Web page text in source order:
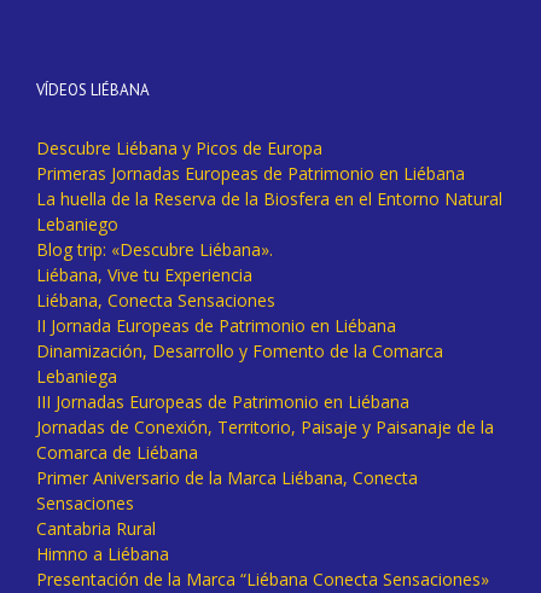
VÍDEOS LIÉBANA
Descubre Liébana y Picos de Europa
Primeras Jornadas Europeas de Patrimonio en Liébana
La huella de la Reserva de la Biosfera en el Entorno Natural
Lebaniego
Blog trip: «Descubre Liébana».
Liébana, Vive tu Experiencia
Liébana, Conecta Sensaciones
II Jornada Europeas de Patrimonio en Liébana
Dinamización, Desarrollo y Fomento de la Comarca
Lebaniega
III Jornadas Europeas de Patrimonio en Liébana
Jornadas de Conexión, Territorio, Paisaje y Paisanaje de la
Comarca de Liébana
Primer Aniversario de la Marca Liébana, Conecta
Sensaciones
Cantabria Rural
Himno a Liébana
Presentación de la Marca “Liébana Conecta Sensaciones»